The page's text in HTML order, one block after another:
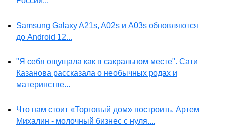
Samsung Galaxy A21s, A02s и A03s обновляются
до Android 12...
"Я себя ощущала как в сакральном месте". Сати
Казанова рассказала о необычных родах и
материнстве...
Что нам стоит «Торговый дом» построить. Артем
Михалин - молочный бизнес с нуля....